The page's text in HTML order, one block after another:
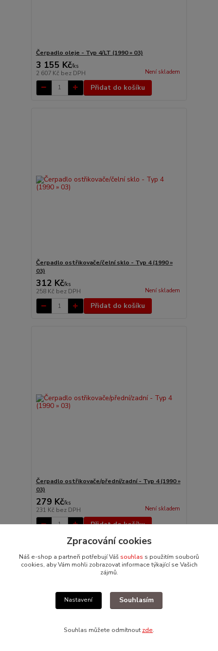
Čerpadlo oleje - Typ 4/LT (1990 » 03)
3 155 Kč/ks
2 607 Kč bez DPH Není skladem
Přidat do košíku
Čerpadlo ostřikovače/čelní sklo - Typ 4 (1990 »
03)
312 Kč/ks
258 Kč bez DPH Není skladem
Přidat do košíku
Čerpadlo ostřikovače/přední/zadní - Typ 4 (1990 »
03)
279 Kč/ks
231 Kč bez DPH Není skladem
Přidat do košíku
Akce
Zpracování cookies
Náš e-shop a partneři potřebují Váš souhlas s použitím souborů
cookies, aby Vám mohli zobrazovat informace týkající se Vašich
zájmů.
Nastavení Souhlasím
Souhlas můžete odmítnout zde.